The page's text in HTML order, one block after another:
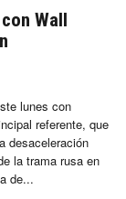
Wall
lunes con
referente, que
desaceleración
la trama rusa en
de...